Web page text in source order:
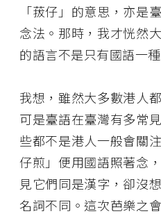
「菝仔」的意思，亦是
念法。那時，我才恍然
的語言不是只有國語一種
我想，雖然大多數港人
可是臺語在臺灣有多常
些都不是港人一般會關
仔煎」便用國語照著念
見它們同是漢字，卻沒
名詞不同。這次芭樂之